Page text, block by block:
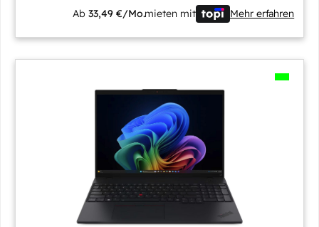
Ab33,49 €/Mo.mieten mit Mehr erfahren